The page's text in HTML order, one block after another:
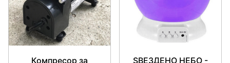
Компресор за
ЅВЕЗДЕНО НЕБО -